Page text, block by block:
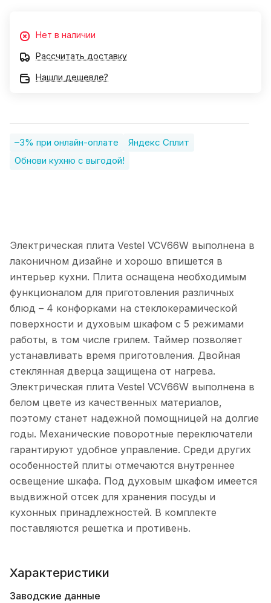
Нет в наличии
Рассчитать доставку
Нашли дешевле?
–3% при онлайн-оплате
Яндекс Сплит
Обнови кухню с выгодой!
Электрическая плита Vestel VCV66W выполнена в
лаконичном дизайне и хорошо впишется в
интерьер кухни. Плита оснащена необходимым
функционалом для приготовления различных
блюд – 4 конфорками на стеклокерамической
поверхности и духовым шкафом с 5 режимами
работы, в том числе грилем. Таймер позволяет
устанавливать время приготовления. Двойная
стеклянная дверца защищена от нагрева.
Электрическая плита Vestel VCV66W выполнена в
белом цвете из качественных материалов,
поэтому станет надежной помощницей на долгие
годы. Механические поворотные переключатели
гарантируют удобное управление. Среди других
особенностей плиты отмечаются внутреннее
освещение шкафа. Под духовым шкафом имеется
выдвижной отсек для хранения посуды и
кухонных принадлежностей. В комплекте
поставляются решетка и противень.
Характеристики
Заводские данные